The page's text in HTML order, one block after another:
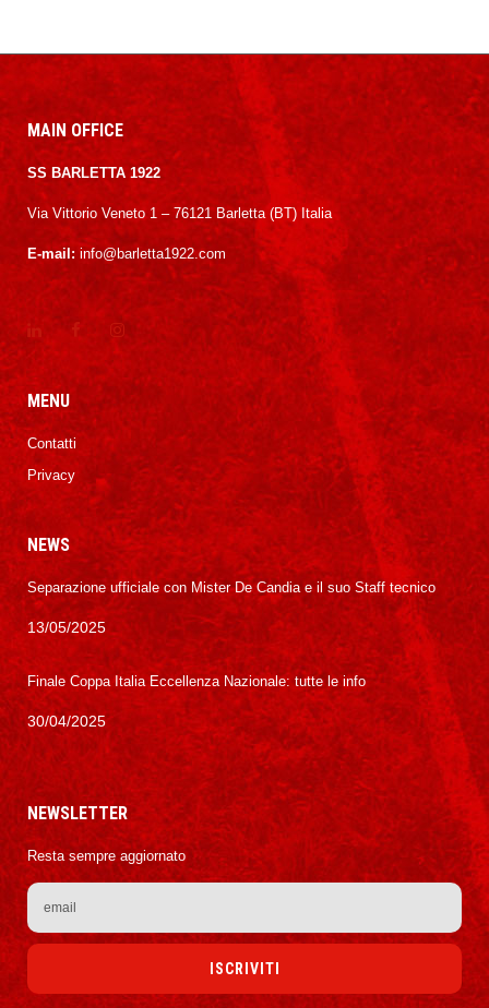
MAIN OFFICE
SS BARLETTA 1922
Via Vittorio Veneto 1 – 76121 Barletta (BT) Italia
E-mail: info@barletta1922.com
MENU
Contatti
Privacy
NEWS
Separazione ufficiale con Mister De Candia e il suo Staff tecnico
13/05/2025
Finale Coppa Italia Eccellenza Nazionale: tutte le info
30/04/2025
NEWSLETTER
Resta sempre aggiornato